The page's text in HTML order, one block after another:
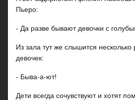
Пьеро:
- Да разве бывают девочки с
Из зала тут же слышится несколько
девочек:
- Быва-а-ют!
Дети всегда сочувствуют и хотят